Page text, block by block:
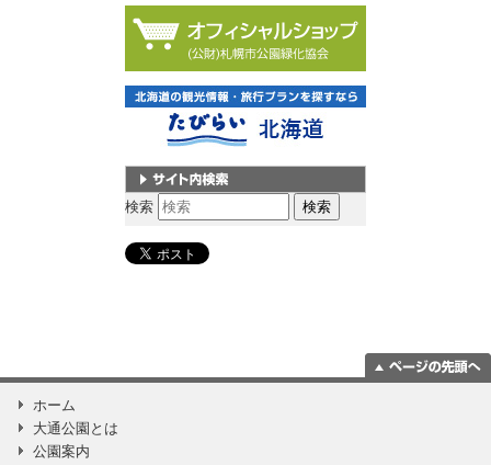
サイト内検索
検索
ホーム
大通公園とは
公園案内